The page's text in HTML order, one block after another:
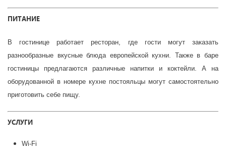
ПИТАНИЕ
В гостинице работает ресторан, где гости могут заказать
разнообразные вкусные блюда европейской кухни. Также в баре
гостиницы предлагаются различные напитки и коктейли. А на
оборудованной в номере кухне постояльцы могут самостоятельно
приготовить себе пищу.
УСЛУГИ
Wi-Fi